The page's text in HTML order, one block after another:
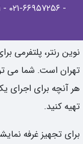
- ۰۲۱-۶۶۹۵۷۲۵۶ - ۰۲۱-۸۸۹۱۴۲۷۱
نوین رنتر، پلتفرمی
تهران است. شما می
هر آنچه برای اجرای
تهیه کنید.
برای تجهیز غرفه